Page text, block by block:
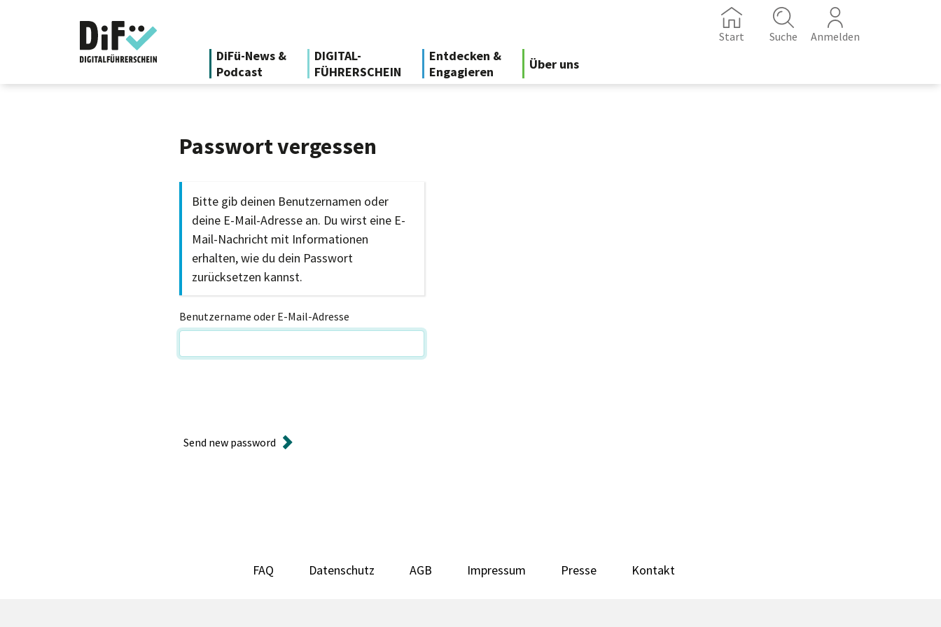
DiFü-News &
Podcast
DIGITAL-
FÜHRERSCHEIN
Entdecken &
Engagieren
Über uns
Start Suche Anmelden
Passwort vergessen
Bitte gib deinen Benutzernamen oder
deine E-Mail-Adresse an. Du wirst eine E-
Mail-Nachricht mit Informationen
erhalten, wie du dein Passwort
zurücksetzen kannst.
Benutzername oder E-Mail-Adresse
Send new password
FAQ Datenschutz AGB Impressum Presse Kontakt